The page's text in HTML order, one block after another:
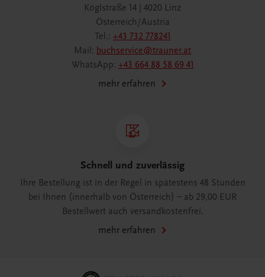
Köglstraße 14 | 4020 Linz
Österreich/Austria
Tel.: +43 732 778241
Mail: buchservice@trauner.at
WhatsApp: +43 664 88 58 69 41
mehr erfahren
Schnell und zuverlässig
Ihre Bestellung ist in der Regel in spätestens 48 Stunden
bei Ihnen (innerhalb von Österreich) – ab 29,00 EUR
Bestellwert auch versandkostenfrei.
mehr erfahren